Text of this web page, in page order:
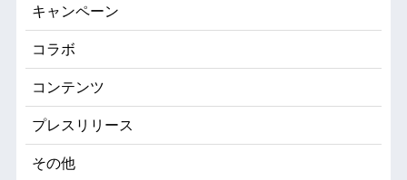
キャンペーン
コラボ
コンテンツ
プレスリリース
その他